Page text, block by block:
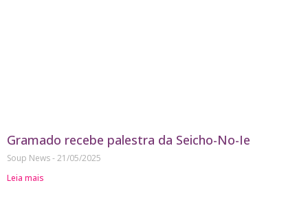
Gramado recebe palestra da Seicho-No-Ie
Soup News 21/05/2025
Leia mais